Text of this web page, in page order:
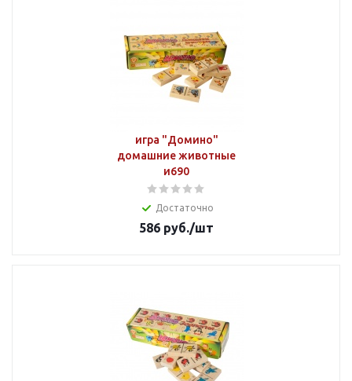
игра "Домино"
домашние животные
и690
Достаточно
586 руб./шт